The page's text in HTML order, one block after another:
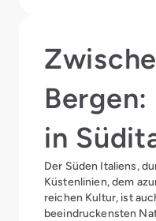
in
Der Süden Italiens,
Küstenlinien, dem
reichen Kultur, ist
beeindruckensten